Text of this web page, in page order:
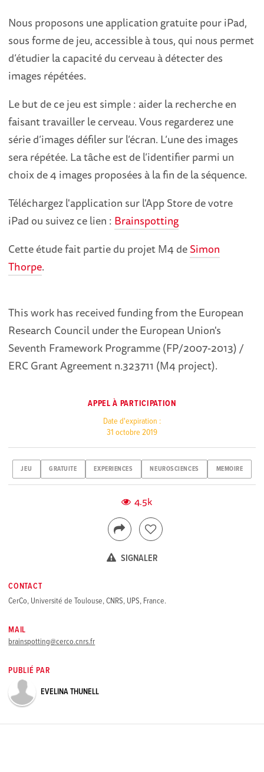
Nous proposons une application gratuite pour iPad,
sous forme de jeu, accessible à tous, qui nous permet
d’étudier la capacité du cerveau à détecter des
images répétées.
Le but de ce jeu est simple : aider la recherche en
faisant travailler le cerveau. Vous regarderez une
série d’images défiler sur l’écran. L’une des images
sera répétée. La tâche est de l’identifier parmi un
choix de 4 images proposées à la fin de la séquence.
Téléchargez l'application sur l'App Store de votre
iPad ou suivez ce lien : Brainspotting
Cette étude fait partie du projet M4 deSimon
Thorpe.
This work has received funding from the European
Research Council under the European Union's
Seventh Framework Programme (FP/2007-2013) /
ERC Grant Agreement n.323711 (M4 project).
APPEL À PARTICIPATION
Date d'expiration :
31 octobre 2019
JEU GRATUITE EXPERIENCES NEUROSCIENCES MEMOIRE
4.5k
SIGNALER
CONTACT
CerCo, Université de Toulouse, CNRS, UPS, France.
MAIL
brainspotting@cerco.cnrs.fr
PUBLIÉ PAR
EVELINA THUNELL